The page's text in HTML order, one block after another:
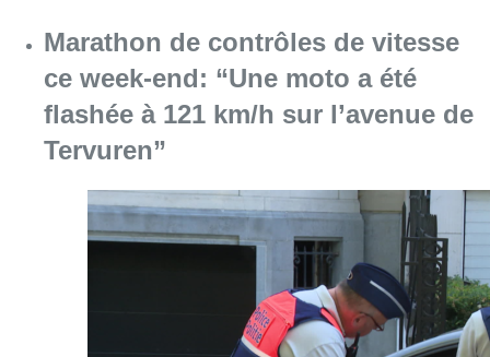
Consulter l'article "Marathon de contrôles
L’Union Saint-Gilloise attire